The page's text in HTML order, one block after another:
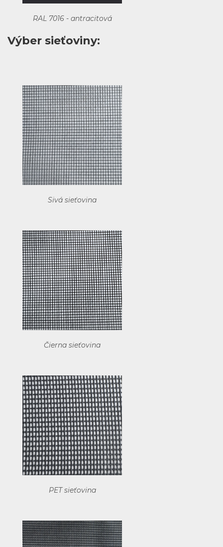
RAL 7016 - antracitová
Výber sieťoviny:
Sivá sieťovina
Čierna sieťovina
PET sieťovina